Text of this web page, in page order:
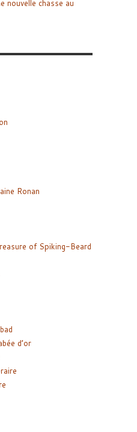
nouvelle chasse au
Ronan
of Spiking-Beard
d’or